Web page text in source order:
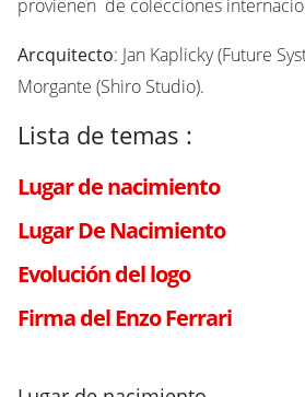
provienen de colecciones
Arcquitecto: Jan Kaplicky (Future
Morgante (Shiro Studio).
Lista de temas :
Lugar de nacimiento
Lugar De Nacimiento
Evolución del logo
Firma del Enzo Ferrari